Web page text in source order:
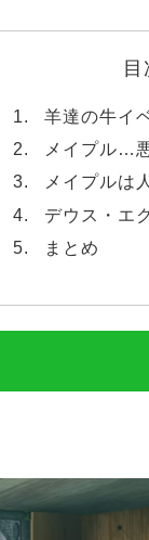
目
羊達の牛イ
メイプル…
メイプルは
デウス・エ
まとめ